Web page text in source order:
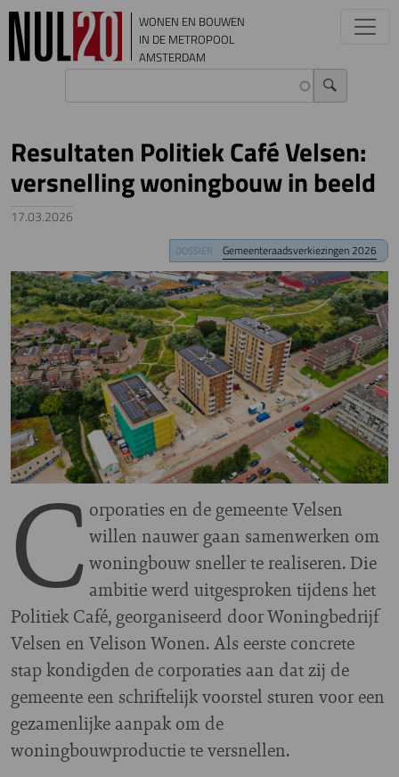
Overslaan en naar de inhoud gaan
WONEN EN BOUWEN
IN DE METROPOOL
AMSTERDAM
Resultaten Politiek Café Velsen:
versnelling woningbouw in beeld
17.03.2026
DOSSIER Gemeenteraadsverkiezingen 2026
C orporaties en de gemeente Velsen
willen nauwer gaan samenwerken om
woningbouw sneller te realiseren. Die
ambitie werd uitgesproken tijdens het
Politiek Café, georganiseerd door Woningbedrijf
Velsen en Velison Wonen. Als eerste concrete
stap kondigden de corporaties aan dat zij de
gemeente een schriftelijk voorstel sturen voor een
gezamenlijke aanpak om de
woningbouwproductie te versnellen.